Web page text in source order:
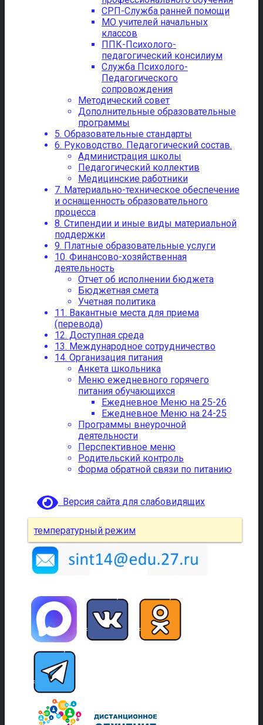
СРП-Служба ранней помощи
МО учителей начальных
классов
ППК-Психолого-
педагогический консилиум
Служба Психолого-
Педагогического
сопровождения
Методический совет
Дополнительные образовательные
программы
5. Образовательные стандарты
6. Руководство. Педагогический состав.
Администрация школы
Педагогический коллектив
Медицинские работники
7. Материально-техническое обеспечение
и оснащенность образовательного
процесса
8. Стипендии и иные виды материальной
поддержки
9. Платные образовательные услуги
10. Финансово-хозяйственная
деятельность
Отчет об исполнении бюджета
Бюджетная смета
Учетная политика
11. Вакантные места для приема
(перевода)
12. Доступная среда
13. Международное сотрудничество
14. Организация питания
Анкета школьника
Меню ежедневного горячего
питания обучающихся
Ежедневное Меню на 25-26
Ежедневное Меню на 24-25
Программы внеурочной
деятельности
Перспективное меню
Родительский контроль
Форма обратной связи по питанию
Версия сайта для слабовидящих
температурный режим